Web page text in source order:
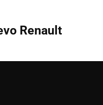
Renault